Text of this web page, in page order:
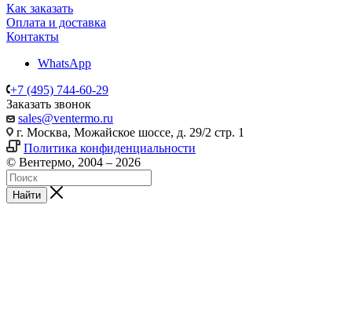
Как заказать
Оплата и доставка
Контакты
WhatsApp
+7 (495) 744-60-29
Заказать звонок
sales@ventermo.ru
г. Москва, Можайское шоссе, д. 29/2 стр. 1
Политика конфиденциальности
© Вентермо, 2004 – 2026
Найти